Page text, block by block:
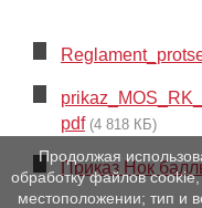
pdf (4 818 КБ)
Приказ Нок
Продолжая
обработку файлов
местоположении; тип и